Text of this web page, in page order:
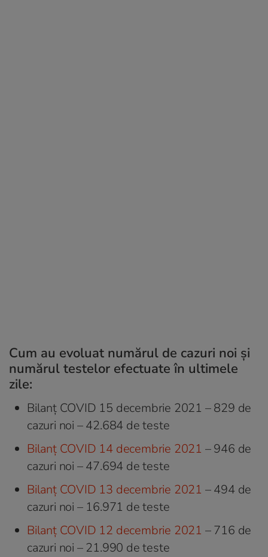
Cum au evoluat numărul de cazuri noi și
numărul testelor efectuate în ultimele
zile:
Bilanț COVID 15 decembrie 2021 – 829 de
cazuri noi – 42.684 de teste
Bilanț COVID 14 decembrie 2021 – 946 de
cazuri noi – 47.694 de teste
Bilanț COVID 13 decembrie 2021 – 494 de
cazuri noi – 16.971 de teste
Bilanț COVID 12 decembrie 2021 – 716 de
cazuri noi – 21.990 de teste